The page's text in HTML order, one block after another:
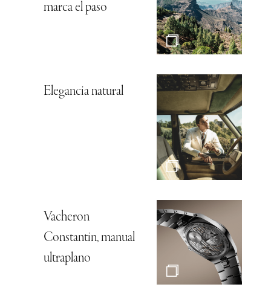
marca el paso
Elegancia natural
Vacheron
Constantin, manual
ultraplano